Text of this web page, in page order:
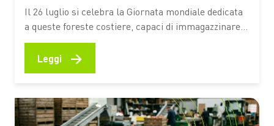
biodiversità
Il 26 luglio si celebra la Giornata mondiale dedicata
a queste foreste costiere, capaci di immagazzinare
CO2, attenuare gli effetti degli eventi estremi e
sostenere la vita e le economie di milioni di persone
Le mangrovie occupano una sottile fascia lungo le
territori…
Leggi →